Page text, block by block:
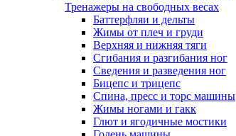
Тренажеры на свободных весах
Баттерфляи и дельты
Жимы от плеч и груди
Верхняя и нижняя тяги
Сгибания и разгибания ног
Сведения и разведения ног
Бицепс и трицепс
Спина, пресс и торс машины
Жимы ногами и гакк
Глют и ягодичные мостики